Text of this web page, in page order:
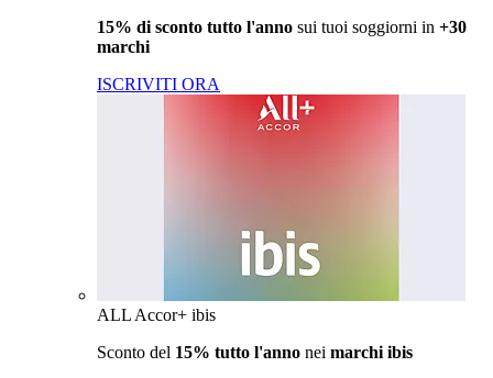
15% di sconto tutto l'anno sui tuoi soggiorni in +30
marchi
ISCRIVITI ORA
ALL Accor+ ibis
Sconto del 15% tutto l'anno nei marchi ibis